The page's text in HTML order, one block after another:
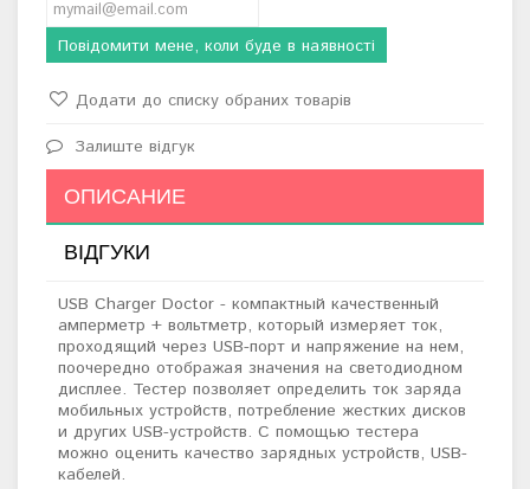
Повідомити мене, коли буде в наявності
Додати до списку обраних товарів
Залиште відгук
ОПИСАНИЕ
ВІДГУКИ
USB Charger Doctor - компактный качественный
амперметр + вольтметр, который измеряет ток,
проходящий через USB-порт и напряжение на нем,
поочередно отображая значения на светодиодном
дисплее. Тестер позволяет определить ток заряда
мобильных устройств, потребление жестких дисков
и других USB-устройств. С помощью тестера
можно оценить качество зарядных устройств, USB-
кабелей.